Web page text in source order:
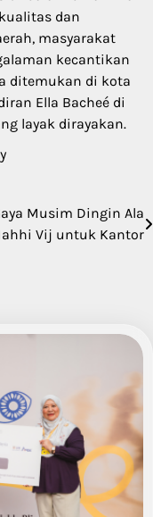
dan
masyarakat
kecantikan
ditemukan di kota
Ella Bacheé di
layak dirayakan.
Musim Dingin Ala
Vij untuk Kantor